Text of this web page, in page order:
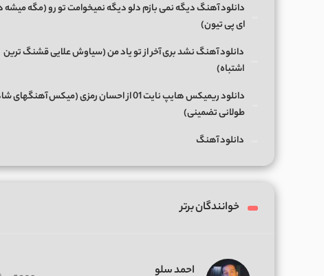
دانلود آهنگ دیگه نمی بازم دلو دیگه نمیخوامت تو رو (مگه میشه
ای پی تیون)
دانلود آهنگ نشد بری آخر از تو یاد من (سیاوش علایی قشنگ ترین
اشتباه)
دانلود ریمیکس هایپ نایت 01 از احسان رمزی (میکس آهنگهای
طولانی تضمینی)
دانلود آهنگ
خوانندگان برتر
احمد سلو